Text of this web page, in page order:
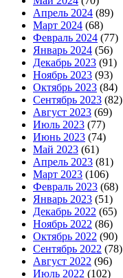
Апрель 2024 (89)
Март 2024 (68)
Февраль 2024 (77)
Январь 2024 (56)
Декабрь 2023 (91)
Ноябрь 2023 (93)
Октябрь 2023 (84)
Сентябрь 2023 (82)
Август 2023 (69)
Июль 2023 (77)
Июнь 2023 (74)
Май 2023 (61)
Апрель 2023 (81)
Март 2023 (106)
Февраль 2023 (68)
Январь 2023 (51)
Декабрь 2022 (65)
Ноябрь 2022 (86)
Октябрь 2022 (90)
Сентябрь 2022 (78)
Август 2022 (96)
Июль 2022 (102)